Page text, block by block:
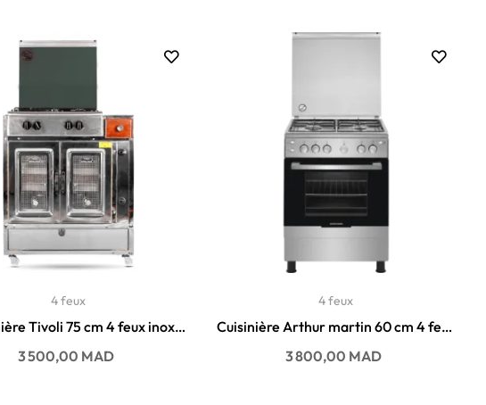
4 feux
Tivoli 75 cm 4 feux inox
avec tiroir
Prix
3 500,00 MAD
4 feux
Cuisinière Arthur martin 60 cm 4 feux
AKG611A3OX
Prix
3 800,00 MAD